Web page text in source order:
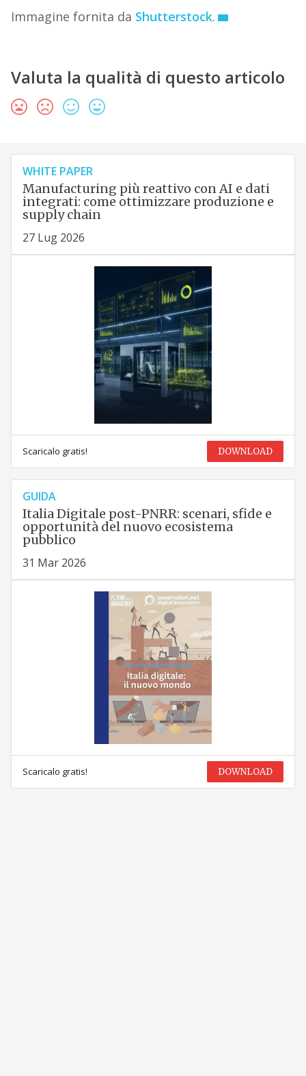
Immagine fornita da Shutterstock.
Valuta la qualità di questo articolo
WHITE PAPER
Manufacturing più reattivo con AI e dati
integrati: come ottimizzare produzione e
supply chain
27 Lug 2026
Scaricalo gratis! DOWNLOAD
GUIDA
Italia Digitale post-PNRR: scenari, sfide e
opportunità del nuovo ecosistema
pubblico
31 Mar 2026
Scaricalo gratis! DOWNLOAD